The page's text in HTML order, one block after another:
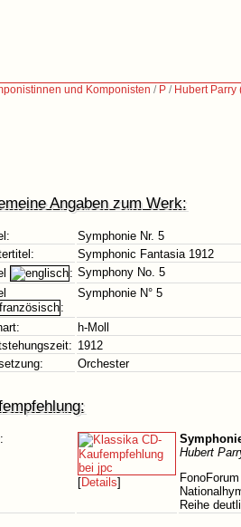
und Komponisten / P / Hubert
Angaben zum Werk:
Symphonie Nr. 5
Symphonic Fantasia 1912
: Symphony No. 5
:
Symphonie N° 5
h-Moll
1912
Orchester
[Details]
Hubert
Reihe